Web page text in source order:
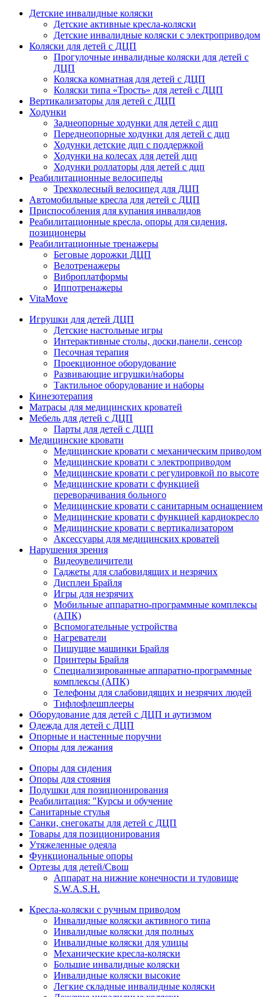
Детские инвалидные коляски
Детские активные кресла-коляски
Детские инвалидные коляски с электроприводом
Коляски для детей с ДЦП
Прогулочные инвалидные коляски для детей с
ДЦП
Коляска комнатная для детей с ДЦП
Коляски типа «Трость» для детей с ДЦП
Вертикализаторы для детей с ДЦП
Ходунки
Заднеопорные ходунки для детей с дцп
Переднеопорные ходунки для детей с дцп
Ходунки детские дцп с поддержкой
Ходунки на колесах для детей дцп
Ходунки роллаторы для детей с дцп
Реабилитационные велосипеды
Трехколесный велосипед для ДЦП
Автомобильные кресла для детей с ДЦП
Приспособления для купания инвалидов
Реабилитационные кресла, опоры для сидения,
позиционеры
Реабилитационные тренажеры
Беговые дорожки ДЦП
Велотренажеры
Виброплатформы
Иппотренажеры
VitaMove
Игрушки для детей ДЦП
Детские настольные игры
Интерактивные столы, доски,панели, сенсор
Песочная терапия
Проекционное оборудование
Развивающие игрушки/наборы
Тактильное оборудование и наборы
Кинезотерапия
Матрасы для медицинских кроватей
Мебель для детей с ДЦП
Парты для детей с ДЦП
Медицинские кровати
Медицинские кровати с механическим приводом
Медицинские кровати с электроприводом
Медицинские кровати с регулировкой по высоте
Медицинские кровати с функцией
переворачивания больного
Медицинские кровати с санитарным оснащением
Медицинские кровати с функцией кардиокресло
Медицинские кровати с вертикализатором
Аксессуары для медицинских кроватей
Нарушения зрения
Видеоувеличители
Гаджеты для слабовидящих и незрячих
Дисплеи Брайля
Игры для незрячих
Мобильные аппаратно-программные комплексы
(АПК)
Вспомогательные устройства
Нагреватели
Пишущие машинки Брайля
Принтеры Брайля
Специализированные аппаратно-программные
комплексы (АПК)
Телефоны для слабовидящих и незрячих людей
Тифлофлешплееры
Оборудование для детей с ДЦП и аутизмом
Одежда для детей с ДЦП
Опорные и настенные поручни
Опоры для лежания
Опоры для сидения
Опоры для стояния
Подушки для позиционирования
Реабилитация: "Курсы и обучение
Санитарные стулья
Санки, снегокаты для детей с ДЦП
Товары для позиционирования
Утяжеленные одеяла
Функциональные опоры
Ортезы для детей/Свош
Аппарат на нижние конечности и туловище
S.W.A.S.H.
Кресла-коляски с ручным приводом
Инвалидные коляски активного типа
Инвалидные коляски для полных
Инвалидные коляски для улицы
Механические кресла-коляски
Большие инвалидные коляски
Инвалидные коляски высокие
Легкие складные инвалидные коляски